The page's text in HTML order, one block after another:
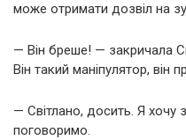
може отримати дозвіл на
— Він бреше! — закричала
Він такий маніпулятор, він
— Світлано, досить. Я хочу
поговоримо.